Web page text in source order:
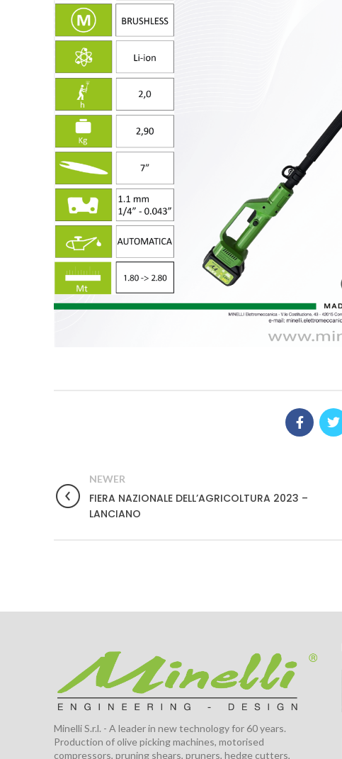
NEWER
FIERA NAZIONALE DELL’AGRICOLTURA 2023 –
LANCIANO
Minelli S.r.l. - A leader in new technology for 60 years.
Production of olive picking machines, motorised
compressors, pruning shears, pruners, hedge cutters,